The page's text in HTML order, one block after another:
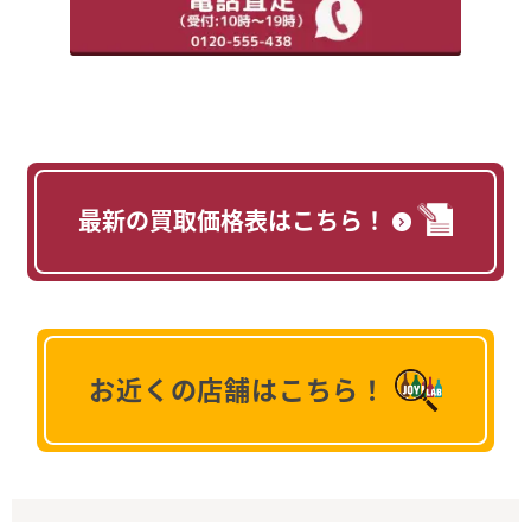
最新の買取価格表はこちら！
お近くの店舗はこちら！